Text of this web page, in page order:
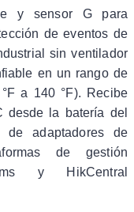
y sensor G para
de eventos de
sin ventilador
en un rango de
a 140 °F). Recibe
desde la batería del
de adaptadores de
de gestión
y HikCentral